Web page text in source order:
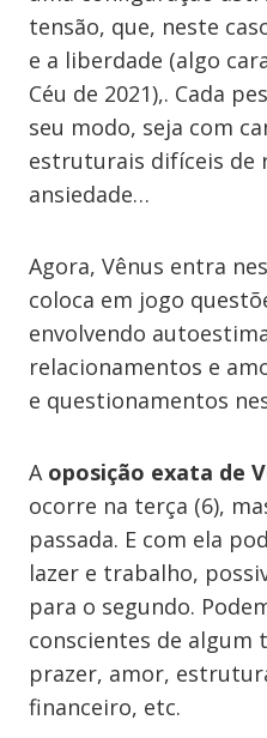
tensão, que, neste
e a liberdade (algo
Céu de 2021),. Cada
seu modo, seja com
estruturais difíceis de
ansiedade…
Agora, Vênus entra
coloca em jogo
envolvendo
relacionamentos e
e questionamentos
A oposição exata de
ocorre na terça (6),
passada. E com ela
lazer e trabalho,
para o segundo.
conscientes de algum
prazer, amor,
financeiro, etc.